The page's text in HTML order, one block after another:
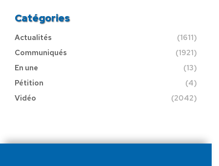
Catégories
Actualités
(1611)
Communiqués
(1921)
En une
(13)
Pétition
(4)
Vidéo
(2042)